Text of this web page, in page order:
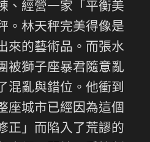
、經營一家「平衡美
。林天秤完美得像是
來的藝術品。而張水
被獅子座暴君隨意亂
混亂與錯位。他衝到
座城市已經因為這個
正」而陷入了荒謬的